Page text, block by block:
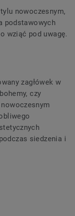
nowoczesnym,
podstawowych
wziąć pod uwagę.
zagłówek w
czy
siedzenia i